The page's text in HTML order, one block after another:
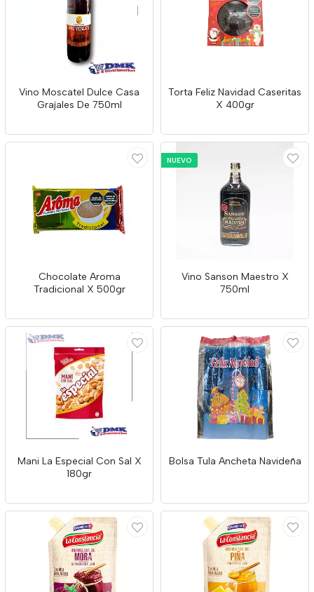
Vino Moscatel Dulce Casa
Grajales De 750ml
Torta Feliz Navidad Caseritas
X 400gr
Chocolate Aroma
Tradicional X 500gr
NUEVO
Vino Sanson Maestro X
750ml
Mani La Especial Con Sal X
180gr
Bolsa Tula Ancheta Navideña